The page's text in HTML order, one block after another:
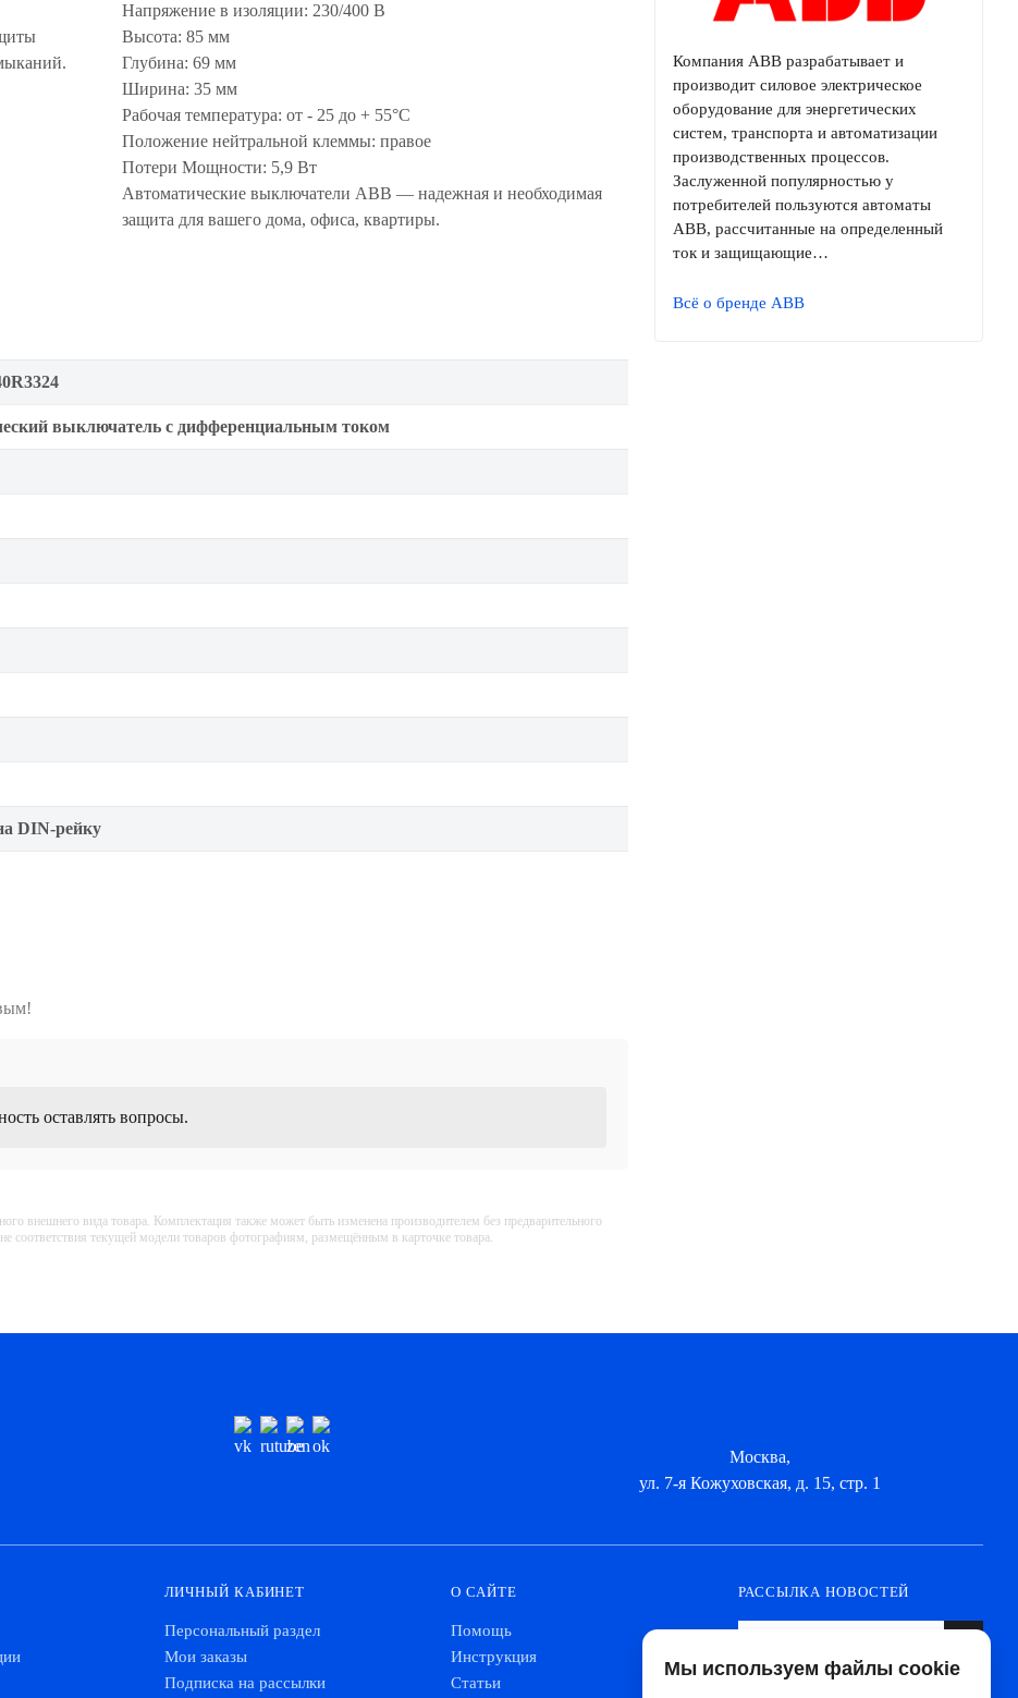
Напряжение в изоляции: 230/400 В
Высота: 85 мм
Глубина: 69 мм
Ширина: 35 мм
Рабочая температура: от - 25 до + 55°С
Положение нейтральной клеммы: правое
Потери Мощности: 5,9 Вт
Автоматические выключатели ABB — надежная и необходимая
защита для вашего дома, офиса, квартиры.
выключатель с дифференциальным током
DIN-рейку
оставлять вопросы.
внешнего вида товара. Комплектация также может быть изменена производителем без предварительного
соответствия текущей модели товаров фотографиям, размещённым в карточке товара.
Компания ABB разрабатывает и
производит силовое электрическое
оборудование для энергетических
систем, транспорта и автоматизации
производственных процессов.
Заслуженной популярностью у
потребителей пользуются автоматы
ABB, рассчитанные на определенный
ток и защищающие…
Всё о бренде ABB
Москва,
ул. 7-я Кожуховская, д. 15, стр. 1
ЛИЧНЫЙ КАБИНЕТ
Персональный раздел
Мои заказы
Подписка на рассылки
О САЙТЕ
Помощь
Инструкция
Статьи
РАССЫЛКА НОВОСТЕЙ
Мы используем файлы cookie